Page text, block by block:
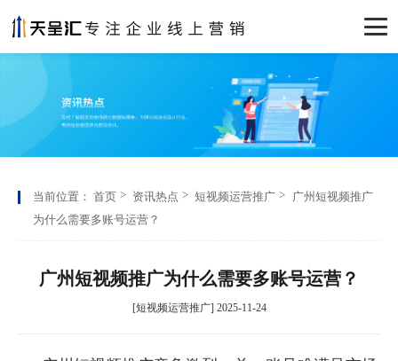
当前位置： 首页 资讯热点 短视频运营推广
广州短视频推广
为什么需要多账号运营？
广州短视频推广为什么需要多账号运营？
[短视频运营推广] 2025-11-24